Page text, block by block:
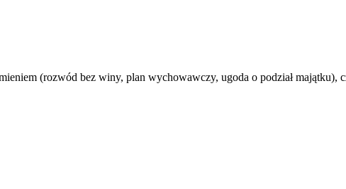
(rozwód bez winy, plan wychowawczy, ugoda o podział majątku),